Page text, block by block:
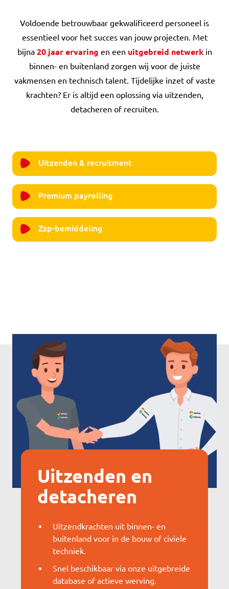
Voldoende betrouwbaar gekwalificeerd personeel is
essentieel voor het succes van jouw projecten. Met
bijna 20 jaar ervaring en een uitgebreid netwerkin
binnen- en buitenland zorgen wij voor de juiste
vakmensen en technisch talent. Tijdelijke inzet of vaste
krachten? Er is altijd een oplossing via uitzenden,
detacheren of recruiten.
Uitzenden & recruitment
Premium payrolling
Zzp-bemiddeling
Uitzenden en
detacheren
Uitzendkrachten uit binnen- en
buitenland voor in de bouw of civiele
techniek.
Snel beschikbaar via onze uitgebreide
database of actieve werving.